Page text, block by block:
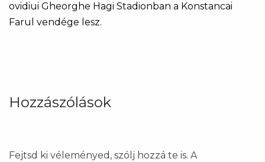
ovidiui Gheorghe Hagi Stadionban a Konstancai
Farul vendége lesz.
Hozzászólások
Fejtsd ki véleményed, szólj hozzá te is. A